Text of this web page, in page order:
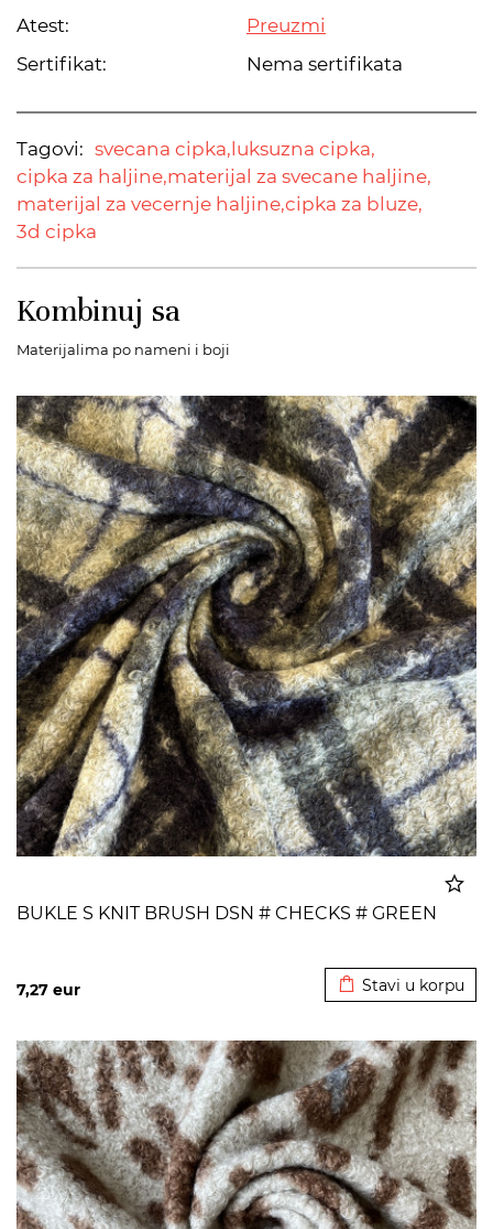
Atest:
Preuzmi
Sertifikat:
Nema sertifikata
Tagovi: svecana cipka, luksuzna cipka,
cipka za haljine,materijal za svecane haljine,
materijal za vecernje haljine,cipka za bluze,
3d cipka
Kombinuj sa
Materijalima po nameni i boji
BUKLE S KNIT BRUSH DSN # CHECKS # GREEN
7,27 eur Stavi u korpu